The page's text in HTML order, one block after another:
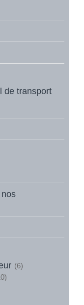
de transport
(6)